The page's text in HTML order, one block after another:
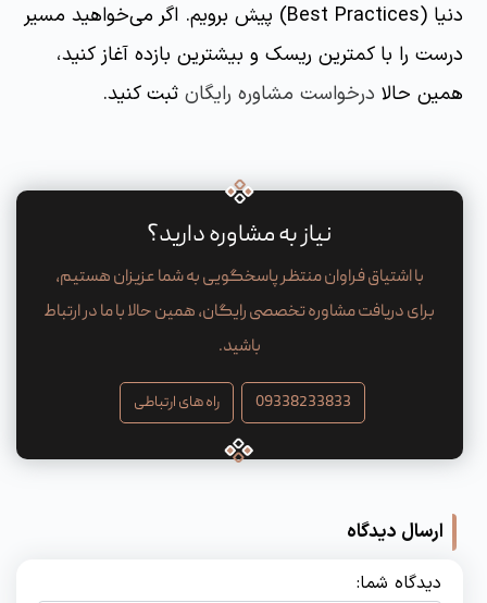
دنیا (Best Practices) پیش برویم. اگر می‌خواهید مسیر
درست را با کمترین ریسک و بیشترین بازده آغاز کنید،
همین حالا درخواست مشاوره رایگان ثبت کنید.
نیاز به مشاوره دارید؟
با اشتیاق فراوان منتظر پاسخگویی به شما عزیزان هستیم،
برای دریافت مشاوره تخصصی رایگان، همین حالا با ما در ارتباط
باشید.
09338233833 راه های ارتباطی
ارسال دیدگاه
دیدگاه شما: